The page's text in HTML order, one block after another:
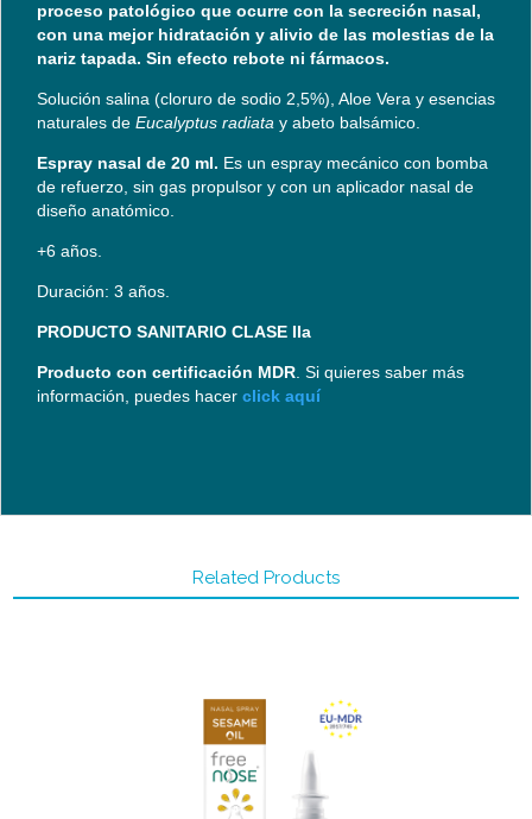
proceso patológico que ocurre con la secreción nasal,
con una mejor hidratación y alivio de las molestias de la
nariz tapada. Sin efecto rebote ni fármacos.
Solución salina (cloruro de sodio 2,5%), Aloe Vera y esencias
naturales de Eucalyptus radiata y abeto balsámico.
Espray nasal de 20 ml. Es un espray mecánico con bomba
de refuerzo, sin gas propulsor y con un aplicador nasal de
diseño anatómico.
+6 años.
Duración: 3 años.
PRODUCTO SANITARIO CLASE IIa
Producto con certificación MDR. Si quieres saber más
información, puedes hacer click aquí
Related Products